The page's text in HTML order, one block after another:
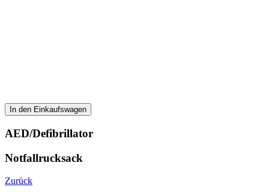
In den Einkaufswagen
AED/Defibrillator
Notfallrucksack
Zurück